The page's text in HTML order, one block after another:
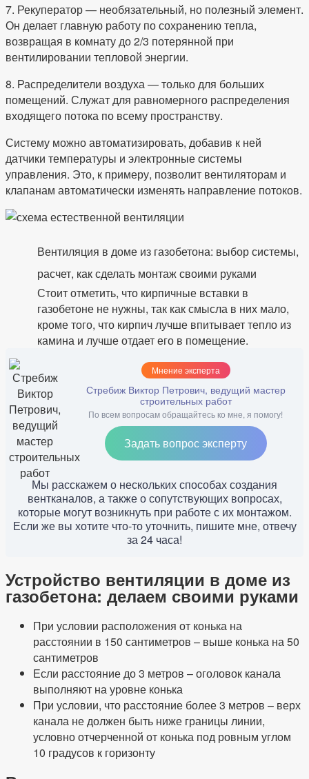
7. Рекуператор — необязательный, но полезный элемент.
Он делает главную работу по сохранению тепла,
возвращая в комнату до 2/3 потерянной при
вентилировании тепловой энергии.
8. Распределители воздуха — только для больших
помещений. Служат для равномерного распределения
входящего потока по всему пространству.
Систему можно автоматизировать, добавив к ней
датчики температуры и электронные системы
управления. Это, к примеру, позволит вентиляторам и
клапанам автоматически изменять направление потоков.
Вентиляция в доме из газобетона: выбор системы,
расчет, как сделать монтаж своими руками
Стоит отметить, что кирпичные вставки в
газобетоне не нужны, так как смысла в них мало,
кроме того, что кирпич лучше впитывает тепло из
камина и лучше отдает его в помещение.
Мнение эксперта
Стребиж Виктор Петрович, ведущий мастер
строительных работ
По всем вопросам обращайтесь ко мне, я помогу!
Задать вопрос эксперту
Мы расскажем о нескольких способах создания
вентканалов, а также о сопутствующих вопросах,
которые могут возникнуть при работе с их монтажом.
Если же вы хотите что-то уточнить, пишите мне, отвечу
за 24 часа!
Устройство вентиляции в доме из
газобетона: делаем своими руками
При условии расположения от конька на
расстоянии в 150 сантиметров – выше конька на 50
сантиметров
Если расстояние до 3 метров – оголовок канала
выполняют на уровне конька
При условии, что расстояние более 3 метров – верх
канала не должен быть ниже границы линии,
условно отчерченной от конька под ровным углом
10 градусов к горизонту